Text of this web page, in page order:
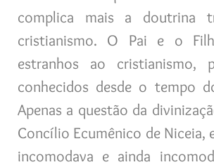
complica mais a doutrina
cristianismo. O Pai e o
estranhos ao cristianismo,
conhecidos desde o tempo
Apenas a questão da
Concílio Ecumênico de Niceia,
incomodava e ainda